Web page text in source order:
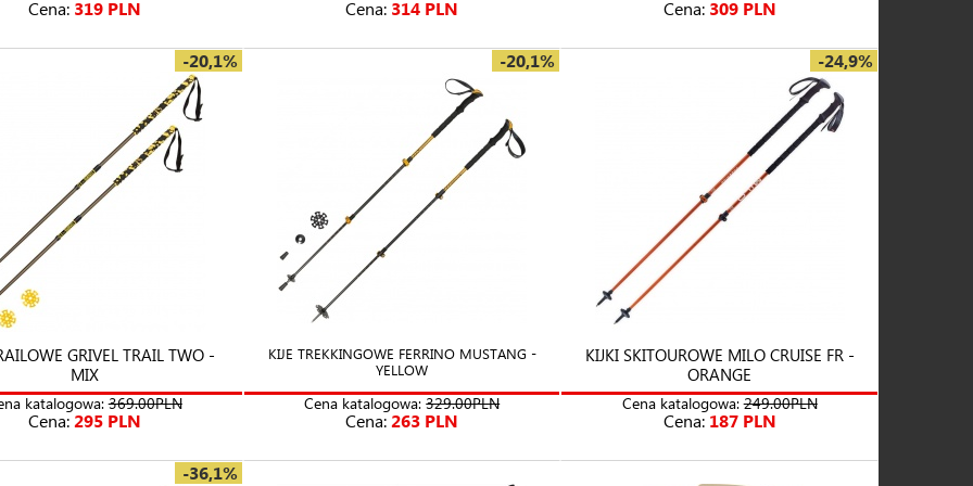
Cena: 319 PLN Cena: 314 PLN Cena: 309 PLN
-20,1%
GRIVEL TRAIL TWO -
MIX
katalogowa:369.00PLN
Cena:295 PLN
-20,1%
KIJE TREKKINGOWE FERRINO MUSTANG -
YELLOW
Cena katalogowa:329.00PLN
Cena:263 PLN
-24,9%
KIJKI SKITOUROWE MILO CRUISE FR -
ORANGE
Cena katalogowa:249.00PLN
Cena: 187 PLN
-36,1%